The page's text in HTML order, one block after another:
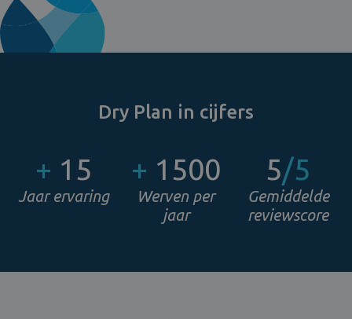
Dry Plan in cijfers
+ 15
Jaar ervaring
+ 1500
Werven per
jaar
5/5
Gemiddelde
reviewscore